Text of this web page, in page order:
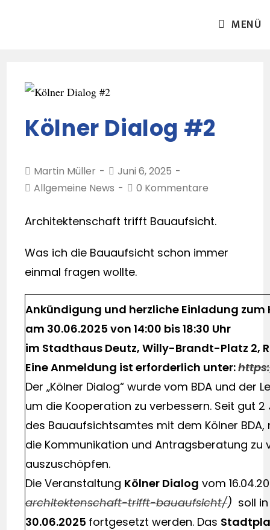
MENÜ
Kölner Dialog #2
Martin Müller
Juni 6, 2025
Allgemeine News
0 Kommentare
Architektenschaft trifft Bauaufsicht.
Was ich die Bauaufsicht schon immer
einmal fragen wollte.
Ankündigung und herzliche Einladung zum
am 30.06.2025 von 14:00 bis 18:30 Uhr
im Stadthaus Deutz, Willy-Brandt-Platz 2,
Eine Anmeldung ist erforderlich unter:
Der „Kölner Dialog“ wurde vom BDA und
um die Kooperation zu verbessern. Seit gut
des Bauaufsichtsamtes mit dem Kölner
die Kommunikation und Antragsberatung
auszuschöpfen.
Die Veranstaltung Kölner Dialog vom
architektenschaft-trifft-bauaufsicht/) soll
30.06.2025 fortgesetzt werden. Das